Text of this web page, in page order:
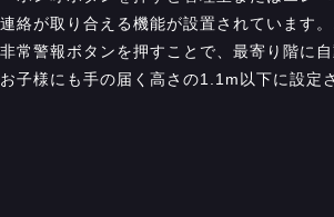
絡が取り合える機能が設置されています
常警報ボタンを押すことで、最寄り階に自
子様にも手の届く高さの1.1m以下に設定